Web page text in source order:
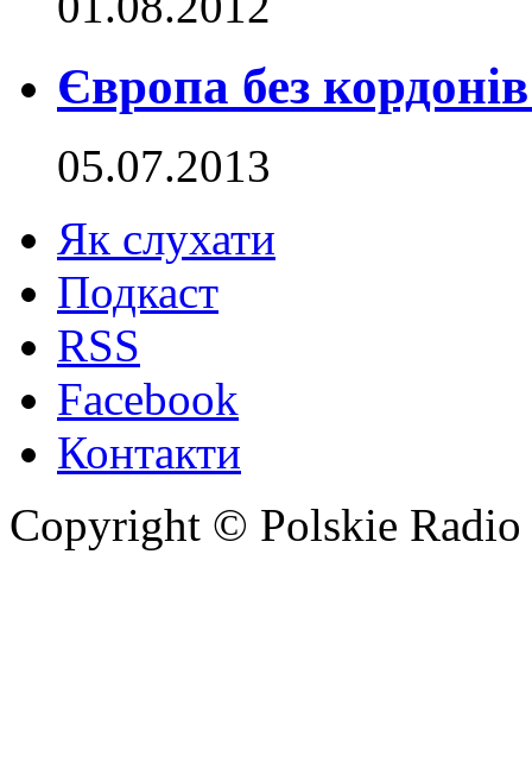
Європа без
05.07.2013
Як слухати
Подкаст
RSS
Facebook
Контакти
Copyright © Polskie